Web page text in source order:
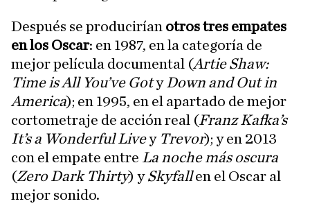
Después se producirían otros tres empates
en los Oscar: en 1987, en la categoría de
mejor película documental (Artie Shaw:
Time is All You’ve GotyDown and Out in
America); en 1995, en el apartado de mejor
cortometraje de acción real (Franz Kafka’s
It’s a Wonderful Livey Trevor); y en 2013
con el empate entre La noche más oscura
(Zero Dark Thirty) ySkyfallen el Oscar al
mejor sonido.